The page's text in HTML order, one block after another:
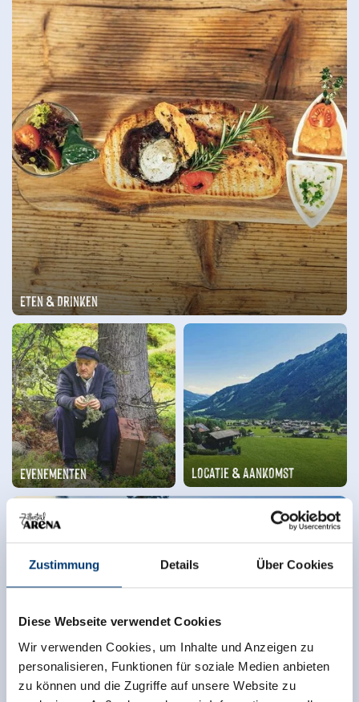
Zustimmung Details Über Cookies
Diese Webseite verwendet Cookies
Wir verwenden Cookies, um Inhalte und Anzeigen zu
personalisieren, Funktionen für soziale Medien anbieten
zu können und die Zugriffe auf unsere Website zu
Eten & Drinken
Evenementen Locatie & Aankomst